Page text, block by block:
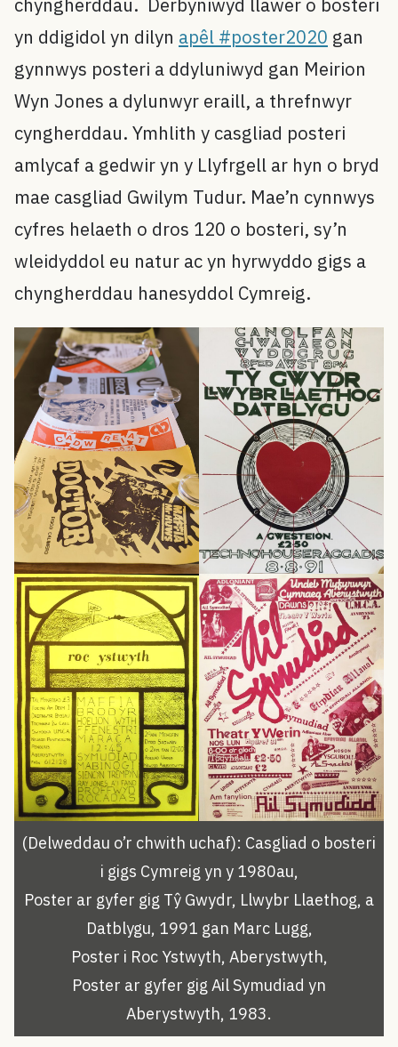
yn ddigidol yn dilyn apêl #poster2020 gan
gynnwys posteri a ddyluniwyd gan Meirion
Wyn Jones a dylunwyr eraill, a threfnwyr
cyngherddau. Ymhlith y casgliad posteri
amlycaf a gedwir yn y Llyfrgell ar hyn o bryd
mae casgliad Gwilym Tudur. Mae’n cynnwys
cyfres helaeth o dros 120 o bosteri, sy’n
wleidyddol eu natur ac yn hyrwyddo gigs a
chyngherddau hanesyddol Cymreig.
(Delweddau o’r chwith uchaf): Casgliad o bosteri
i gigs Cymreig yn y 1980au,
Poster ar gyfer gig Tŷ Gwydr, Llwybr Llaethog, a
Datblygu, 1991 gan Marc Lugg,
Poster i Roc Ystwyth, Aberystwyth,
Poster ar gyfer gig Ail Symudiad yn
Aberystwyth, 1983.